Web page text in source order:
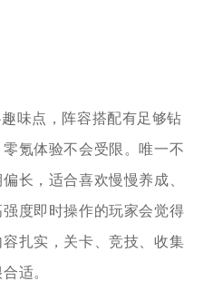
味点，阵容搭配有足够钻
氪体验不会受限。唯一不
长，适合喜欢慢慢养成、
度即时操作的玩家会觉得
扎实，关卡、竞技、收集
适。